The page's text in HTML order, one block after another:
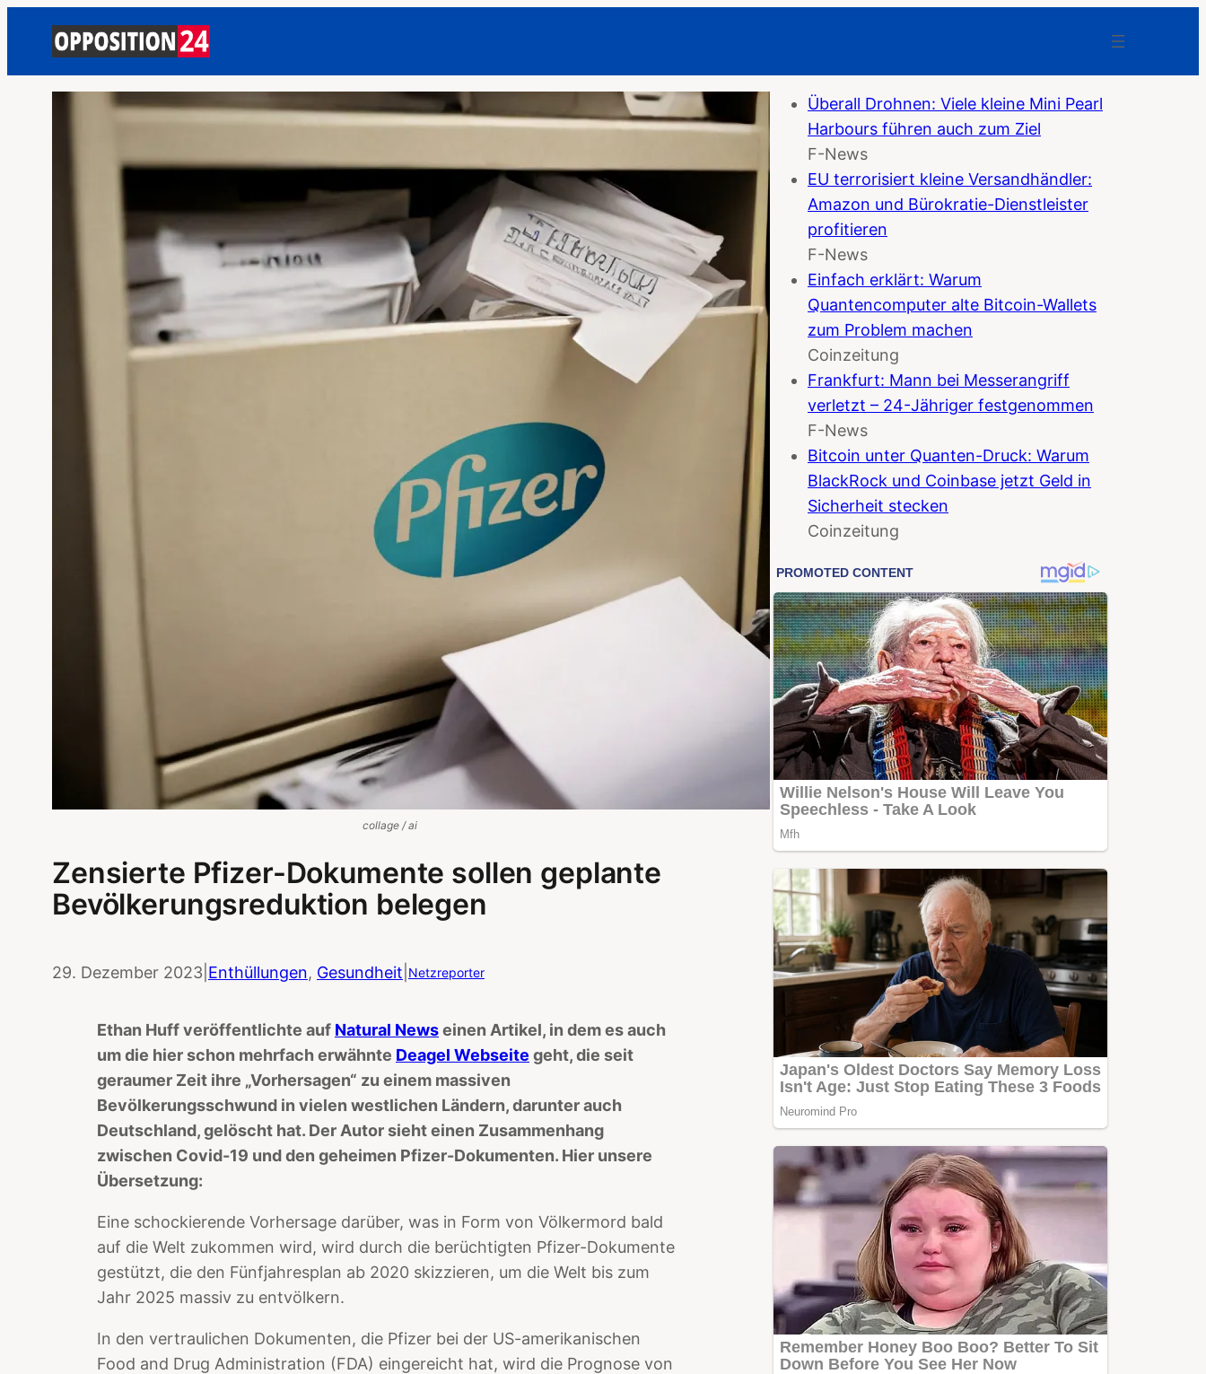
collage / ai
Zensierte Pfizer-Dokumente sollen geplante
Bevölkerungsreduktion belegen
29. Dezember 2023 Enthüllungen, Gesundheit Netzreporter
Ethan Huff veröffentlichte auf Natural Newseinen Artikel, in dem es auch
um die hier schon mehrfach erwähnte Deagel Webseite geht, die seit
geraumer Zeit ihre „Vorhersagen“ zu einem massiven
Bevölkerungsschwund in vielen westlichen Ländern, darunter auch
Deutschland, gelöscht hat. Der Autor sieht einen Zusammenhang
zwischen Covid-19 und den geheimen Pfizer-Dokumenten. Hier unsere
Übersetzung:
Eine schockierende Vorhersage darüber, was in Form von Völkermord bald
auf die Welt zukommen wird, wird durch die berüchtigten Pfizer-Dokumente
gestützt, die den Fünfjahresplan ab 2020 skizzieren, um die Welt bis zum
Jahr 2025 massiv zu entvölkern.
In den vertraulichen Dokumenten, die Pfizer bei der US-amerikanischen
Food and Drug Administration (FDA) eingereicht hat, wird die Prognose von
Überall Drohnen: Viele kleine Mini Pearl
Harbours führen auch zum Ziel
F-News
EU terrorisiert kleine Versandhändler:
Amazon und Bürokratie-Dienstleister
profitieren
F-News
Einfach erklärt: Warum
Quantencomputer alte Bitcoin-Wallets
zum Problem machen
Coinzeitung
Frankfurt: Mann bei Messerangriff
verletzt – 24-Jähriger festgenommen
F-News
Bitcoin unter Quanten-Druck: Warum
BlackRock und Coinbase jetzt Geld in
Sicherheit stecken
Coinzeitung